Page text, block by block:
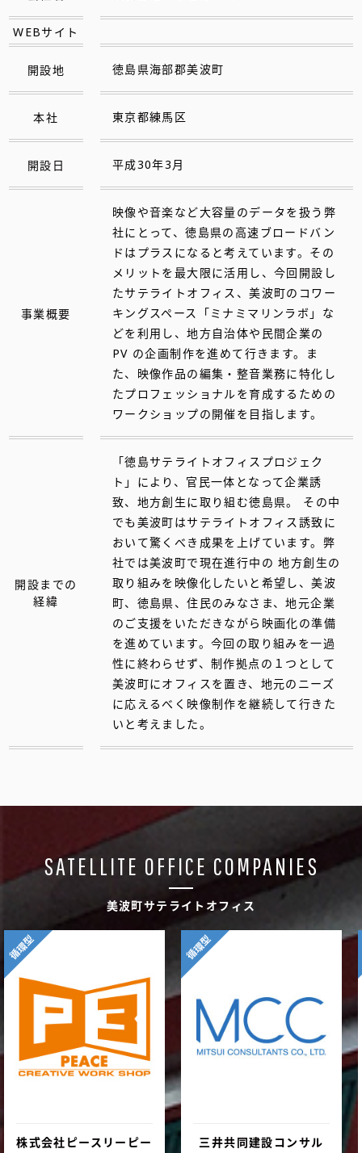
WEBサイト
開設地 徳島県海部郡美波町
本社 東京都練馬区
開設日 平成30年3月
事業概要
映像や音楽など大容量のデータを扱う弊
社にとって、徳島県の高速ブロードバン
ドはプラスになると考えています。その
メリットを最大限に活用し、今回開設し
たサテライトオフィス、美波町のコワー
キングスペース「ミナミマリンラボ」な
どを利用し、地方自治体や民間企業の
PV の企画制作を進めて行きます。ま
た、映像作品の編集・整音業務に特化し
たプロフェッショナルを育成するための
ワークショップの開催を目指します。
開設までの
経緯
「徳島サテライトオフィスプロジェク
ト」により、官民一体となって企業誘
致、地方創生に取り組む徳島県。 その中
でも美波町はサテライトオフィス誘致に
おいて驚くべき成果を上げています。弊
社では美波町で現在進行中の 地方創生の
取り組みを映像化したいと希望し、美波
町、徳島県、住民のみなさま、地元企業
のご支援をいただきながら映画化の準備
を進めています。今回の取り組みを一過
性に終わらせず、制作拠点の１つとして
美波町にオフィスを置き、地元のニーズ
に応えるべく映像制作を継続して行きた
いと考えました。
SATELLITE OFFICE COMPANIES
美波町サテライトオフィス
循環型
株式会社ピースリーピー
循環型
三井共同建設コンサル